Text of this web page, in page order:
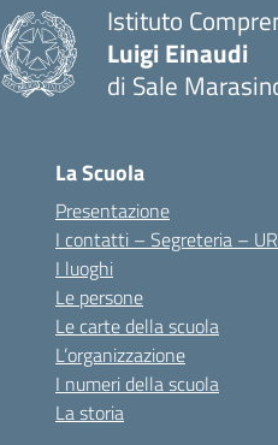
Istituto
Luigi Einaudi
di Sale
La Scuola
Presentazione
I contatti – Segreteria –
I luoghi
Le persone
Le carte della scuola
L’organizzazione
I numeri della scuola
La storia